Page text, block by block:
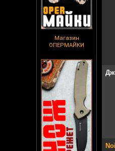
Магазин
ОПЕРМАЙКИ